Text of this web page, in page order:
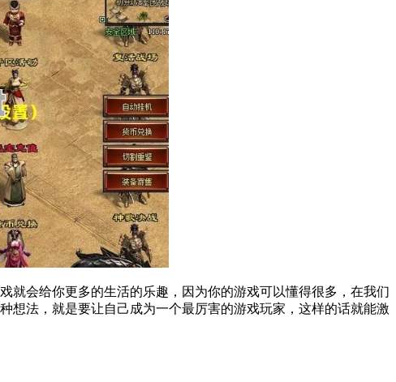
就会给你更多的生活的乐趣，因为你的游戏可以懂得很多，在我们
想法，就是要让自己成为一个最厉害的游戏玩家，这样的话就能激